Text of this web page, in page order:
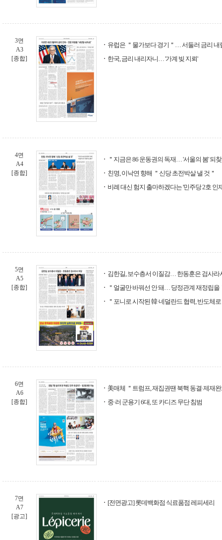
3면
A3
[종합]
유럽은 ＂물가보다 경기＂… 서둘러 금리 내
한국, 금리 내리자니… '가계 빚 지뢰'
4면
A4
[종합]
＂지금은 86 운동권의 독재… '서울의 봄' 되
친명, 이낙연 향해 ＂신당 초전박살 낼 것＂
비례 대신 험지 출마하겠다는 '민주당 2호 인
5면
A5
[종합]
김한길, 보수층서 이질감… 한동훈은 검사라
＂얼굴만 바꿔선 안 돼… 당정관계 재정립을
＂포니로 시작된 韓·네덜란드 협력, 반도체
6면
A6
[종합]
美매체 ＂트럼프, 재집권땐 북핵 동결·제재
중·러 군용기 6대, 또 카디즈 무단 침범
7면
A7
[광고]
[전면광고] 롯데백화점 식료품점 레피세리